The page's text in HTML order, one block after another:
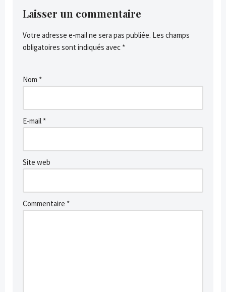
Laisser un commentaire
Votre adresse e-mail ne sera pas publiée. Les champs
obligatoires sont indiqués avec *
Nom *
E-mail *
Site web
Commentaire *